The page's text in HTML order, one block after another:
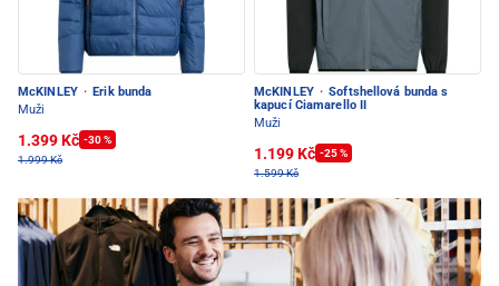
McKINLEY · Erik bunda
Muži
1.399 Kč -30 %
1.999 Kč
McKINLEY · Softshellová bunda s
kapucí Ciamarello II
Muži
1.199 Kč -25 %
1.599 Kč